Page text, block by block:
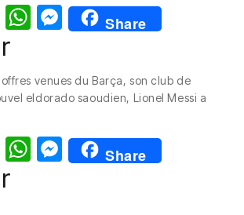
E
m
W
s
p
p
M
e
e
g
er
Share
venues du Barça, son club de
eldorado saoudien, Lionel Messi a
E
m
W M
e
Share